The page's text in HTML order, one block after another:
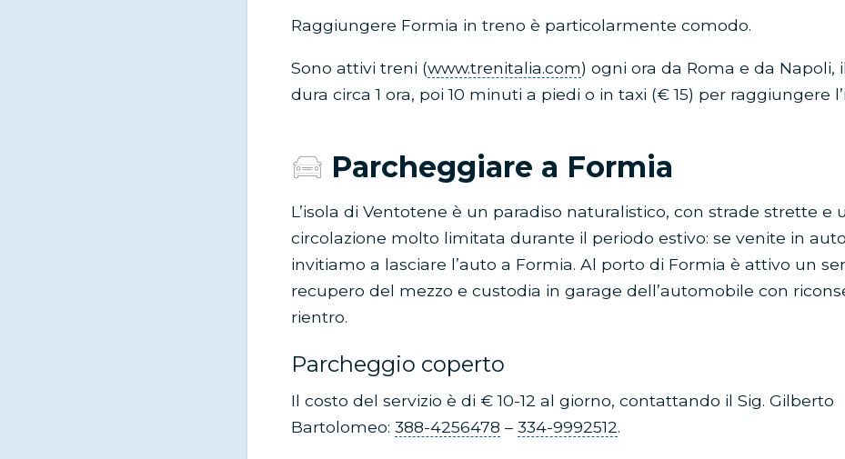
Raggiungere Formia in treno è particolarmente comodo.
Sono attivi treni (www.trenitalia.com) ogni ora da Roma e da Napoli,
dura circa 1 ora, poi 10 minuti a piedi o in taxi (€ 15) per raggiungere
Parcheggiare a Formia
L’isola di Ventotene è un paradiso naturalistico, con strade strette e
circolazione molto limitata durante il periodo estivo: se venite in
invitiamo a lasciare l’auto a Formia. Al porto di Formia è attivo un
recupero del mezzo e custodia in garage dell’automobile con
rientro.
Parcheggio coperto
Il costo del servizio è di € 10-12 al giorno, contattando il Sig. Gilberto
Bartolomeo: 388-4256478 – 334-9992512.